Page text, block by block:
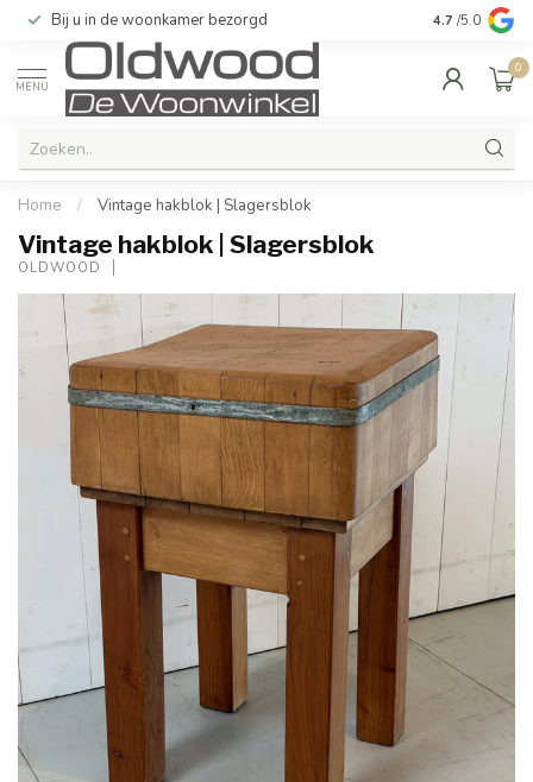
Bij u in de woonkamer bezorgd Kwaliteit &
4.7 /5.0
MENU
0
Home / Vintage hakblok | Slagersblok
Vintage hakblok | Slagersblok
OLDWOOD